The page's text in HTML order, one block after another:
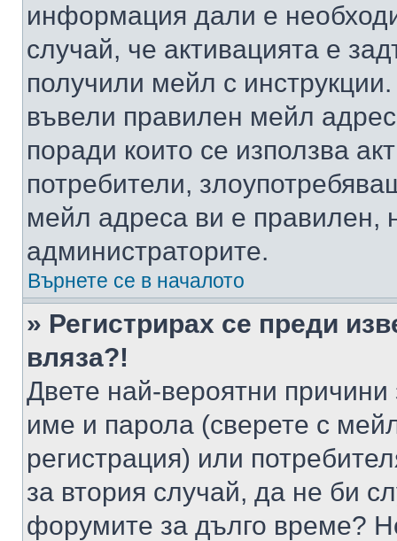
информация дали е
случай, че активацията е
получили мейл с
въвели правилен мейл
поради които се използва
потребители,
мейл адреса ви е правилен,
администраторите.
Върнете се в началото
» Регистрирах се преди
вляза?!
Двете най-вероятни
име и парола (сверете с
регистрация) или
за втория случай, да не би
форумите за дълго време?